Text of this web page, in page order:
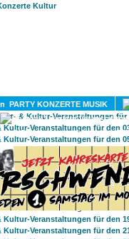
PARTY KONZERTE MUSIK